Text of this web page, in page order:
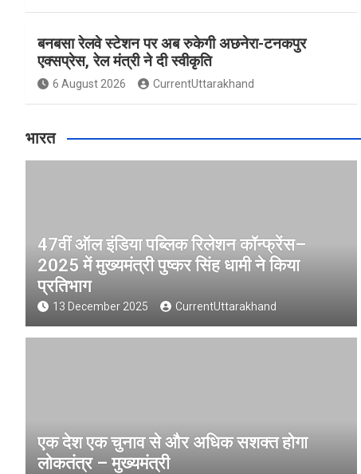
बनबसा रेलवे स्टेशन पर अब रुकेगी अछनेरा-टनकपुर
एक्सप्रेस, रेल मंत्री ने दी स्वीकृति
6 August 2026 CurrentUttarakhand
भारत
47वीं ऑल इंडिया पब्लिक रिलेशन कॉन्फ्रेंस–
2025 में मुख्यमंत्री पुष्कर सिंह धामी ने किया
प्रतिभाग
13 December 2025 CurrentUttarakhand
एक देश एक चुनाव से और अधिक सशक्त होगा
लोकतंत्र – मुख्यमंत्री